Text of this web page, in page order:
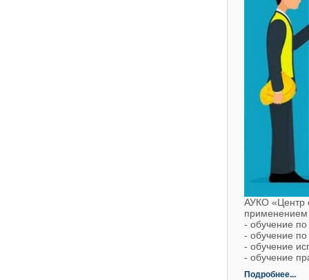
АУКО «Центр
применением
- обучение
- обучение
- обучение
- обучение
Подробнее...